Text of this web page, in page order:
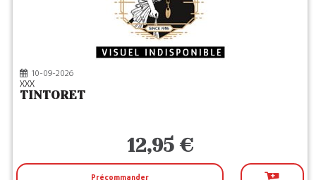
10-09-2026
XXX
TINTORET
12,95 €
Précommander